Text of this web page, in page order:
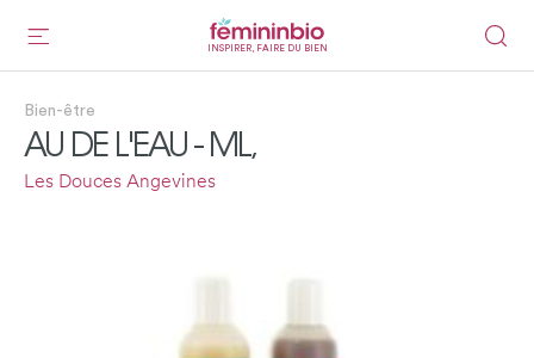
INSPIRER, FAIRE DU BIEN
Bien-être
AU DE L'EAU - ML,
Les Douces Angevines